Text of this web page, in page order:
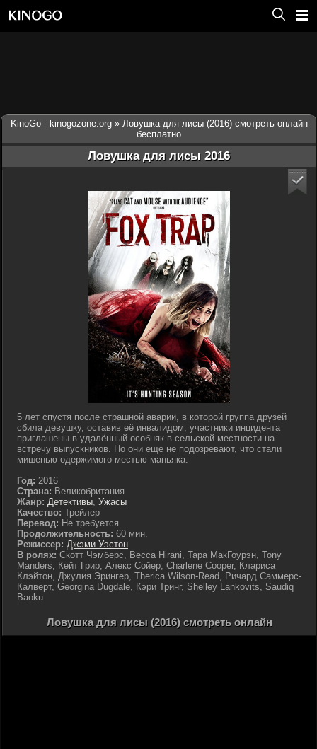
KinoGo - kinogozone.org » Ловушка для лисы (2016) смотреть онлайн
бесплатно
Ловушка для лисы 2016
5 лет спустя после страшной аварии, в которой группа друзей
сбила девушку, оставив её инвалидом, участники инцидента
приглашены в удалённый особняк в сельской местности на
встречу выпускников. Но они еще не подозревают, что стали
мишенью одержимого местью маньяка.
Год: 2016
Страна: Великобритания
Жанр: Детективы, Ужасы
Качество: Трейлер
Перевод: Не требуется
Продолжительность: 60 мин.
Режиссер: Джэми Уэстон
В ролях: Скотт Чэмберс, Becca Hirani, Тара МакГоурэн, Tony
Manders, Кейт Грир, Алекс Сойер, Charlene Cooper, Клариса
Клэйтон, Джулия Эрингер, Therica Wilson-Read, Ричард Саммерс-
Калверт, Georgina Dugdale, Кэри Тринг, Shelley Lankovits, Saudiq
Baoku
Ловушка для лисы (2016) смотреть онлайн